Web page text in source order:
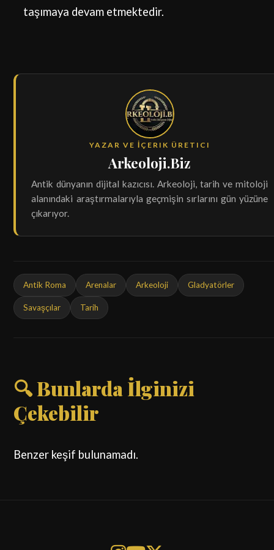
taşımaya devam etmektedir.
YAZAR VE İÇERIK ÜRETICI
Arkeoloji.Biz
Antik dünyanın dijital kazıcısı. Arkeoloji, tarih ve mitoloji
alanındaki araştırmalarıyla geçmişin sırlarını gün yüzüne
çıkarıyor.
Antik Roma Arenalar Arkeoloji Gladyatörler
Savaşçılar Tarih
🔍 Bunlarda İlginizi
Çekebilir
Benzer keşif bulunamadı.